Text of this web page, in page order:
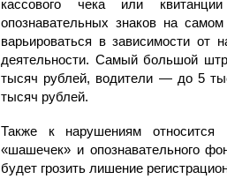
кассового чека или
опознавательных знаков на
варьироваться в зависимости от
деятельности. Самый большой
тысяч рублей, водители — до 5
тысяч рублей.
Также к нарушениям относится
«шашечек» и опознавательного
будет грозить лишение